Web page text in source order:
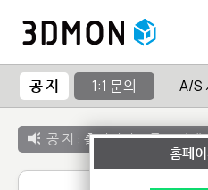
공 지 1:1 문의 A/S
공 지 : 출력서비스 종료 안내
홈페